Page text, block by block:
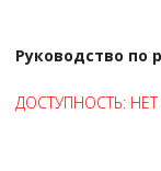
Руководство по
ДОСТУПНОСТЬ: